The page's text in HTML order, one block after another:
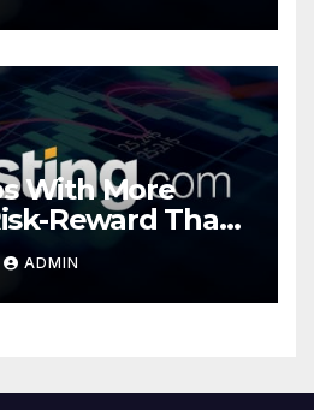
With More
Reward Than
ADMIN